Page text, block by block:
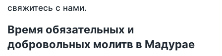
свяжитесь с нами.
Время обязательных и
добровольных молитв в Мадурае